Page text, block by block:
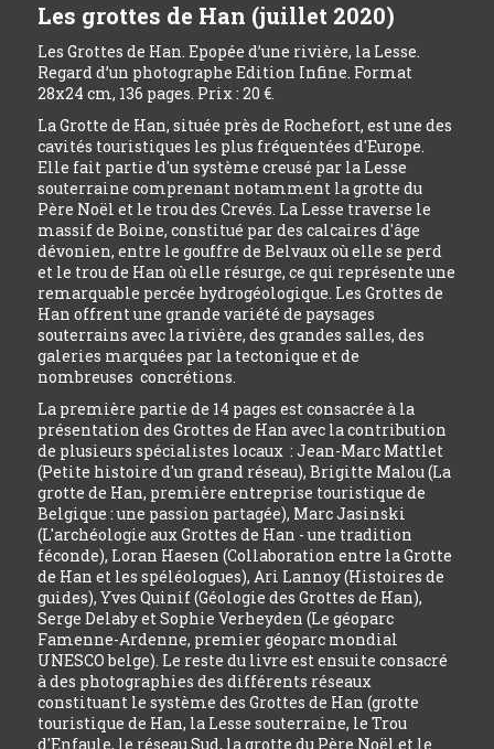
Les grottes de Han (juillet 2020)
Les Grottes de Han. Epopée d’une rivière, la Lesse.
Regard d’un photographe Edition Infine. Format
28x24 cm, 136 pages. Prix : 20 €.
La Grotte de Han, située près de Rochefort, est une des
cavités touristiques les plus fréquentées d'Europe.
Elle fait partie d'un système creusé par la Lesse
souterraine comprenant notamment la grotte du
Père Noël et le trou des Crevés. La Lesse traverse le
massif de Boine, constitué par des calcaires d'âge
dévonien, entre le gouffre de Belvaux où elle se perd
et le trou de Han où elle résurge, ce qui représente une
remarquable percée hydrogéologique. Les Grottes de
Han offrent une grande variété de paysages
souterrains avec la rivière, des grandes salles, des
galeries marquées par la tectonique et de
nombreuses concrétions.
La première partie de 14 pages est consacrée à la
présentation des Grottes de Han avec la contribution
de plusieurs spécialistes locaux : Jean-Marc Mattlet
(Petite histoire d'un grand réseau), Brigitte Malou (La
grotte de Han, première entreprise touristique de
Belgique : une passion partagée), Marc Jasinski
(L'archéologie aux Grottes de Han - une tradition
féconde), Loran Haesen (Collaboration entre la Grotte
de Han et les spéléologues), Ari Lannoy (Histoires de
guides), Yves Quinif (Géologie des Grottes de Han),
Serge Delaby et Sophie Verheyden (Le géoparc
Famenne-Ardenne, premier géoparc mondial
UNESCO belge). Le reste du livre est ensuite consacré
à des photographies des différents réseaux
constituant le système des Grottes de Han (grotte
touristique de Han, la Lesse souterraine, le Trou
d'Enfaule, le réseau Sud, la grotte du Père Noël et le